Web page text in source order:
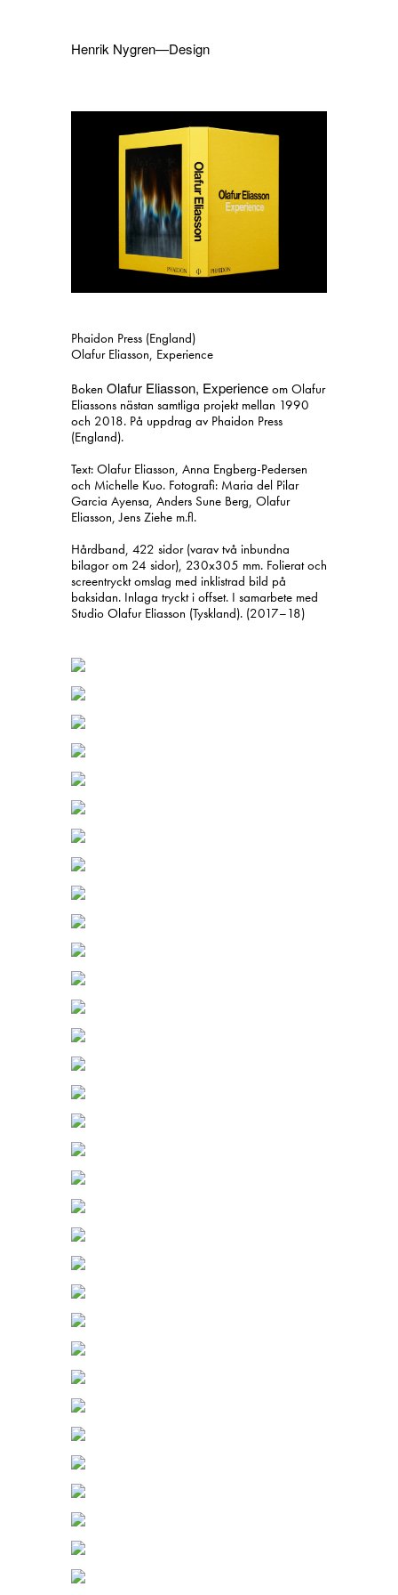
Henrik Nygren—Design
1991–2026
A–Ö
English
Phaidon Press (England)
Olafur Eliasson, Experience
Boken Olafur Eliasson, Experience om Olafur
Eliassons nästan samtliga projekt mellan 1990
och 2018. På uppdrag av Phaidon Press
(England).
Text: Olafur Eliasson, Anna Engberg-Pedersen
och Michelle Kuo. Fotografi: Maria del Pilar
Garcia Ayensa, Anders Sune Berg, Olafur
Eliasson, Jens Ziehe m.fl.
Hårdband, 422 sidor (varav två inbundna
bilagor om 24 sidor), 230x305 mm. Folierat och
screentryckt omslag med inklistrad bild på
baksidan. Inlaga tryckt i offset. I samarbete med
Studio Olafur Eliasson (Tyskland). (2017–18)